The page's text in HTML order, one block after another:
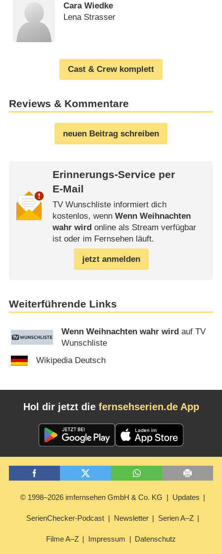
Cara Wiedke
Lena Strasser
Cast & Crew komplett
Reviews & Kommentare
neuen Beitrag schreiben
Erinnerungs-Service per
E-Mail
TV Wunschliste informiert dich
kostenlos, wenn Wenn Weihnachten
wahr wirdonline als Stream verfügbar
ist oder im Fernsehen läuft.
jetzt anmelden
Weiterführende Links
Wenn Weihnachten wahr wird auf TV
Wunschliste
Wikipedia Deutsch
Hol dir jetzt die fernsehserien.de App
© 1998–2026 imfernsehen GmbH & Co. KG Updates
SerienChecker-Podcast Newsletter Serien A–Z
Filme A–Z Impressum Datenschutz